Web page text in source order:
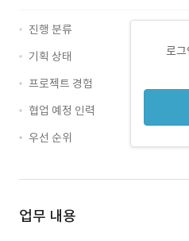
로그
진행 분류
기획 상태
프로젝트 경험
협업 예정 인력
우선 순위
업무 내용